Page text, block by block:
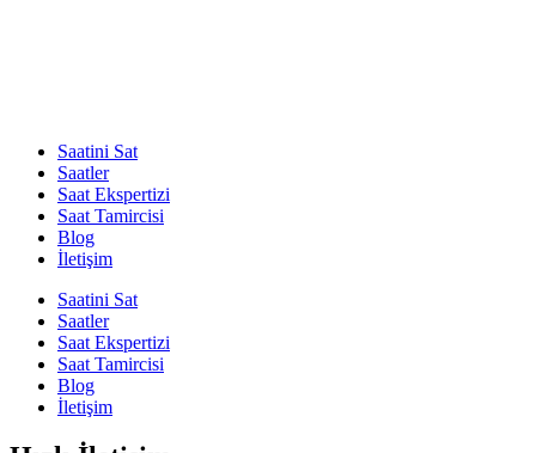
Saatini Sat
Saatler
Saat Ekspertizi
Saat Tamircisi
Blog
İletişim
Saatini Sat
Saatler
Saat Ekspertizi
Saat Tamircisi
Blog
İletişim